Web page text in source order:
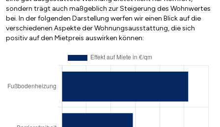
sondern trägt auch maßgeblich zur Steigerung des Wohnwertes
bei. In der folgenden Darstellung werfen wir einen Blick auf die
verschiedenen Aspekte der Wohnungsausstattung, die sich
positiv auf den Mietpreis auswirken können: